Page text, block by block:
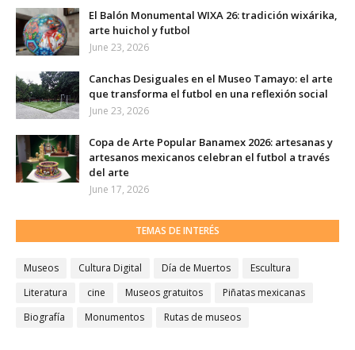
El Balón Monumental WIXA 26: tradición wixárika,
arte huichol y futbol
June 23, 2026
Canchas Desiguales en el Museo Tamayo: el arte
que transforma el futbol en una reflexión social
June 23, 2026
Copa de Arte Popular Banamex 2026: artesanas y
artesanos mexicanos celebran el futbol a través
del arte
June 17, 2026
TEMAS DE INTERÉS
Museos Cultura Digital Día de Muertos
Escultura
Literatura
cine Museos gratuitos
Piñatas mexicanas
Biografía
Monumentos Rutas de museos